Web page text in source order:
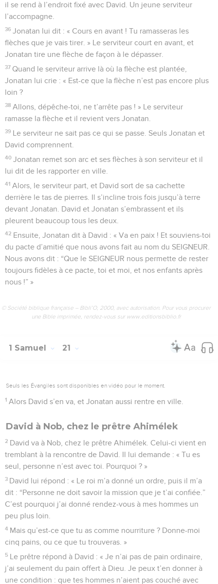
il se rend à l’endroit fixé avec David. Un jeune serviteur
l’accompagne.
36 Jonatan lui dit : « Cours en avant ! Tu ramasseras les
flèches que je vais tirer. » Le serviteur court en avant, et
Jonatan tire une flèche de façon à le dépasser.
37 Quand le serviteur arrive là où la flèche est plantée,
Jonatan lui crie : « Est-ce que la flèche n’est pas encore plus
loin ?
38 Allons, dépêche-toi, ne t’arrête pas ! » Le serviteur
ramasse la flèche et il revient vers Jonatan.
39 Le serviteur ne sait pas ce qui se passe. Seuls Jonatan et
David comprennent.
40 Jonatan remet son arc et ses flèches à son serviteur et il
lui dit de les rapporter en ville.
41 Alors, le serviteur part, et David sort de sa cachette
derrière le tas de pierres. Il s’incline trois fois jusqu’à terre
devant Jonatan. David et Jonatan s’embrassent et ils
pleurent beaucoup tous les deux.
42 Ensuite, Jonatan dit à David : « Va en paix ! Et souviens-toi
du pacte d’amitié que nous avons fait au nom du SEIGNEUR.
Nous avons dit : “Que le SEIGNEUR nous permette de rester
toujours fidèles à ce pacte, toi et moi, et nos enfants après
nous !” »
© Société biblique française – Bibli’O, 2000, avec autorisation. Pour vous procurer
une Bible imprimée, rendez-vous sur www.editionsbiblio.fr
1 Samuel 21
Seuls les Évangiles sont disponibles en vidéo pour le moment.
1 Alors David s’en va, et Jonatan aussi rentre en ville.
David à Nob, chez le prêtre Ahimélek
2 David va à Nob, chez le prêtre Ahimélek. Celui-ci vient en
tremblant à la rencontre de David. Il lui demande : « Tu es
seul, personne n’est avec toi. Pourquoi ? »
3 David lui répond : « Le roi m’a donné un ordre, puis il m’a
dit : “Personne ne doit savoir la mission que je t’ai confiée.”
C’est pourquoi j’ai donné rendez-vous à mes hommes un
peu plus loin.
4 Mais qu’est-ce que tu as comme nourriture ? Donne-moi
cinq pains, ou ce que tu trouveras. »
5 Le prêtre répond à David : « Je n’ai pas de pain ordinaire,
j’ai seulement du pain offert à Dieu. Je peux t’en donner à
une condition : que tes hommes n’aient pas couché avec